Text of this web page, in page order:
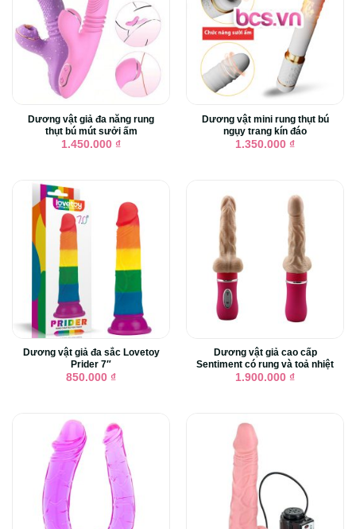
Dương vật giả đa năng rung
thụt bú mút sưởi ấm
1.450.000 ₫
Dương vật mini rung thụt bú
ngụy trang kín đáo
1.350.000 ₫
Dương vật giả đa sắc Lovetoy
Prider 7″
850.000 ₫
Dương vật giả cao cấp
Sentiment có rung và toả nhiệt
1.900.000 ₫